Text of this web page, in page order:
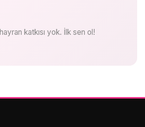
katkısı yok. İlk sen ol!